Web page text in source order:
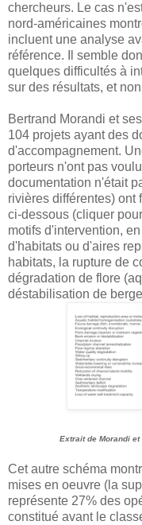
chercheurs. Le cas
nord-américaines
incluent une analyse
référence. Il semble
quelques difficultés à
sur des résultats, et
Bertrand Morandi et
104 projets ayant des
d'accompagnement.
porteurs n'ont pas
documentation n'était
rivières différentes) ont
ci-dessous (cliquer
motifs d'intervention,
d'habitats ou d'aires
habitats, la rupture de
dégradation de flore
déstabilisation de
Extrait de Morandi et
Cet autre schéma
mises en oeuvre (la
représente 27% des
constitué avant le